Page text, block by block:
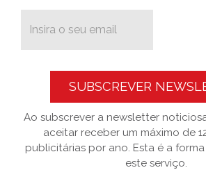
SUBSCREVER
Ao subscrever a newsletter
aceitar receber um máximo de
publicitárias por ano. Esta é a
este serviço.